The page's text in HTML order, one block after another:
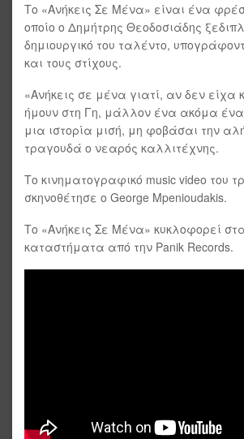
Το «Ανήκεις Σε Μένα» είναι ένα
οποίο ο Δημήτρης Θεοδοσιάδης
δημιουργικό του ταλέντο,
και τους στίχους.
«Ανήκεις σε μένα γιατί, αν δεν είχα
ήμουν στη Γη, μάλλον ένα ακόμα
μια ιστορία μισή, μη φοβάσαι την
τραγουδά ο νεαρός καλλιτέχνης.
Το κινηματογραφικό music video του
σκηνοθέτησε ο George Mpenioudakis.
Το «Ανήκεις Σε Μένα» κυκλοφορεί
καταστήματα από την Panik Records.